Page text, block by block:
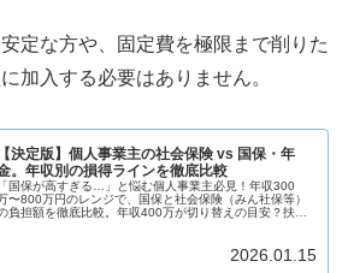
定な方や、固定費を極限まで削りた
加入する必要はありません。
【決定版】個人事業主の社会保険 vs 国保・年
。年収別の損得ラインを徹底比較
「国保が高すぎる…」と悩む個人事業主必見！年収300
〜800万円のレンジで、国保と社会保険（みん社保等）
負担額を徹底比較。年収400万が切り替えの目安？扶養
2026.01.15